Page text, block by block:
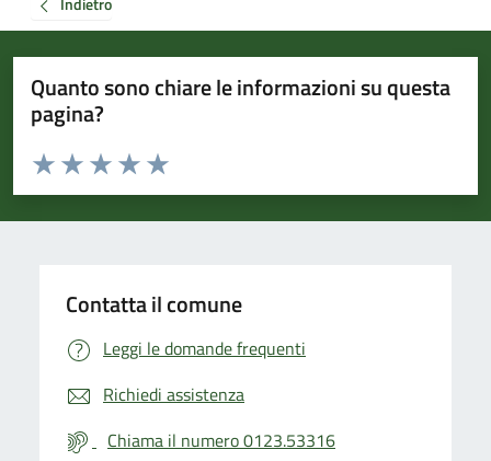
Quanto sono chiare le informazioni su questa
pagina?
Valuta da 1 a 5 stelle la pagina
Valuta 5 stelle su 5
Valuta 4 stelle su 5
Valuta 3 stelle su 5
Valuta 2 stelle su 5
Valuta 1 stelle su 5
Contatta il comune
Leggi le domande frequenti
Richiedi assistenza
Chiama il numero 0123.53316